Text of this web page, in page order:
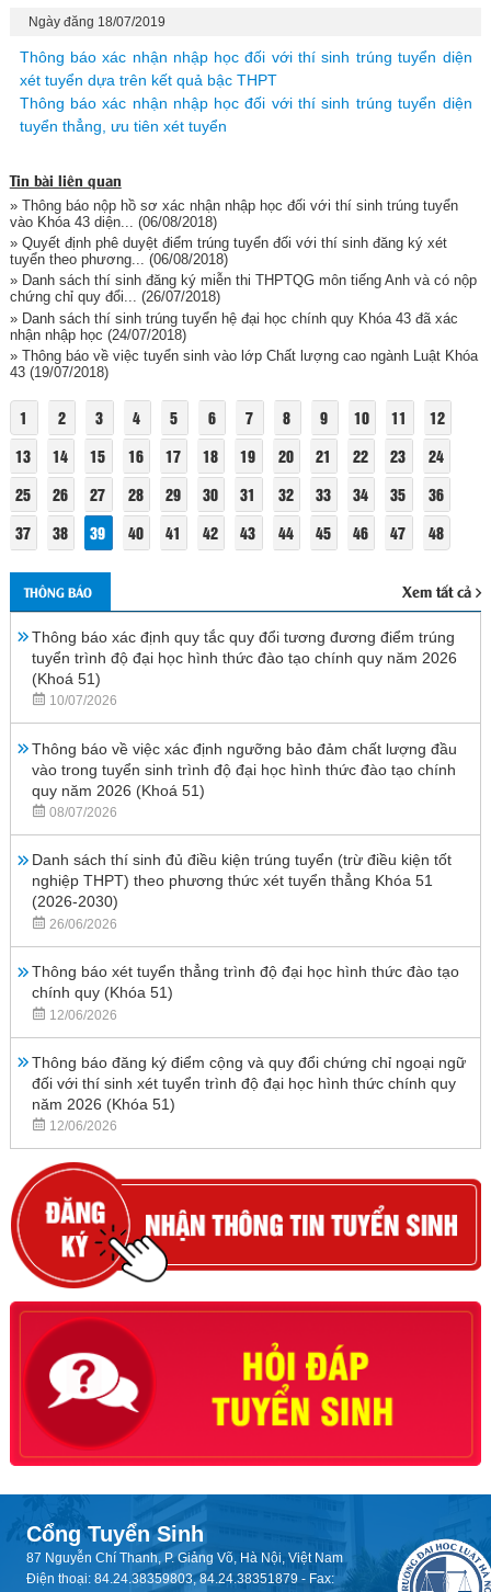
Ngày đăng 18/07/2019
Thông báo xác nhận nhập học đối với thí sinh trúng tuyển diện
xét tuyển dựa trên kết quả bậc THPT
Thông báo xác nhận nhập học đối với thí sinh trúng tuyển diện
tuyển thẳng, ưu tiên xét tuyển
Tin bài liên quan
» Thông báo nộp hồ sơ xác nhận nhập học đối với thí sinh trúng tuyển
vào Khóa 43 diện...
(06/08/2018)
» Quyết định phê duyệt điểm trúng tuyển đối với thí sinh đăng ký xét
tuyển theo phương... (06/08/2018)
» Danh sách thí sinh đăng ký miễn thi THPTQG môn tiếng Anh và có nộp
chứng chỉ quy đổi... (26/07/2018)
» Danh sách thí sinh trúng tuyển hệ đại học chính quy Khóa 43 đã xác
nhận nhập học (24/07/2018)
» Thông báo về việc tuyển sinh vào lớp Chất lượng cao ngành Luật Khóa
43(19/07/2018)
1 2 3 4 5 6 7 8 9 10 11
12
13
14 15 16 17 18 19 20 21 22 23
24
25
26 27 28 29 30 31 32 33 34 35
36
37
38 39 40 41 42 43 44 45 46 47 48
THÔNG BÁO Xem tất cả
Thông báo xác định quy tắc quy đổi tương đương điểm trúng
tuyển trình độ đại học hình thức đào tạo chính quy năm 2026
(Khoá 51)
10/07/2026
Thông báo về việc xác định ngưỡng bảo đảm chất lượng đầu
vào trong tuyển sinh trình độ đại học hình thức đào tạo chính
quy năm 2026 (Khoá 51)
08/07/2026
Danh sách thí sinh đủ điều kiện trúng tuyển (trừ điều kiện tốt
nghiệp THPT) theo phương thức xét tuyển thẳng Khóa 51
(2026-2030)
26/06/2026
Thông báo xét tuyển thẳng trình độ đại học hình thức đào tạo
chính quy (Khóa 51)
12/06/2026
Thông báo đăng ký điểm cộng và quy đổi chứng chỉ ngoại ngữ
đối với thí sinh xét tuyển trình độ đại học hình thức chính quy
năm 2026 (Khóa 51)
12/06/2026
Cổng Tuyển Sinh
87 Nguyễn Chí Thanh, P. Giảng Võ, Hà Nội, Việt Nam
Điện thoại: 84.24.38359803, 84.24.38351879 - Fax: